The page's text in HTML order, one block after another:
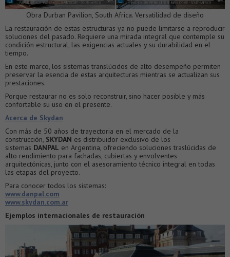
Obra Durban Pavilion, South Africa. Versatilidad de diseño
La restauración de estas estructuras ya no puede limitarse a reproducir
soluciones del pasado. Requiere una mirada integral que contemple su
condición estructural, las exigencias actuales y su durabilidad en el
tiempo.
En este marco, los sistemas translúcidos de alto desempeño permiten
preservar la esencia de estas arquitecturas mientras se actualizan sus
prestaciones.
Porque restaurar no es solo reconstruir, sino hacer posible y más
confortable su uso en el presente.
Acerca de Skydan
Con más de 50 años de trayectoria en el mercado de la
construcción, SKYDAN es distribuidor exclusivo de los
sistemas DANPAL en Argentina, ofreciendo soluciones traslúcidas de
alto rendimiento para fachadas, cubiertas y envolventes
arquitectónicas, junto con el asesoramiento técnico integral en todas
las etapas del proyecto.
Para conocer todos los sistemas:
www.danpal.com
www.skydan.com.ar
Ejemplos internacionales de restauración